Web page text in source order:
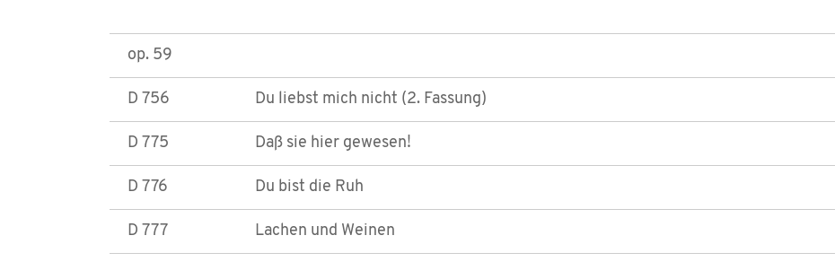
op. 59
D 756 Du liebst mich nicht (2. Fassung)
D 775 Daß sie hier gewesen!
D 776 Du bist die Ruh
D 777 Lachen und Weinen